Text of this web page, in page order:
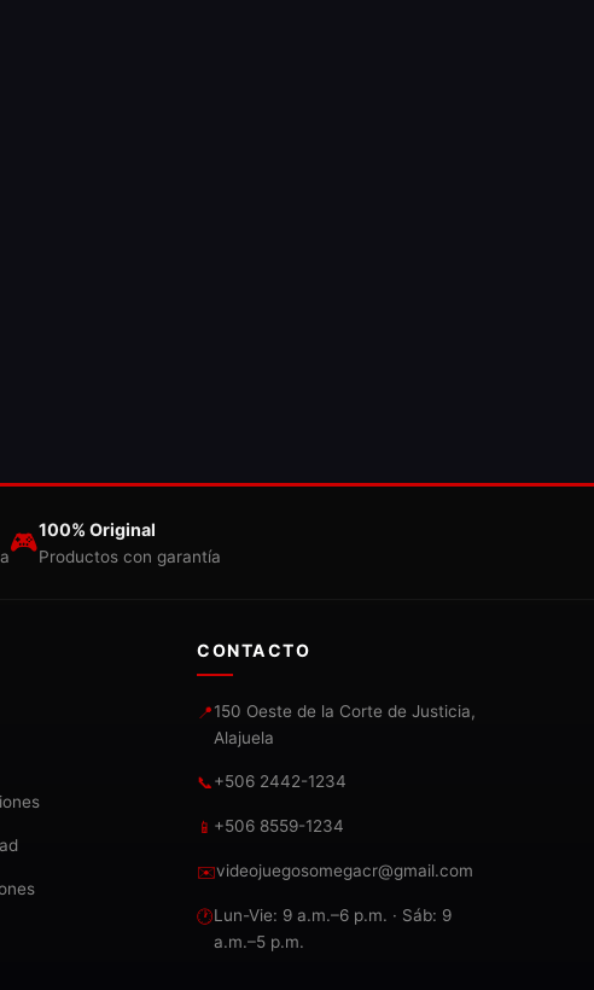
🎮100% Original
Productos con garantía
CONTACTO
📍150 Oeste de la Corte de Justicia,
Alajuela
📞+506 2442-1234
📱 +506 8559-1234
✉️videojuegosomegacr@gmail.com
🕐Lun-Vie: 9 a.m.–6 p.m. · Sáb: 9
a.m.–5 p.m.